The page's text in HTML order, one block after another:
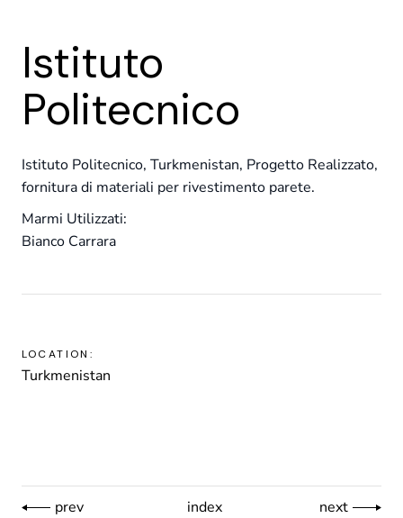
Istituto
Politecnico
Istituto Politecnico, Turkmenistan, Progetto Realizzato,
fornitura di materiali per rivestimento parete.
Marmi Utilizzati:
Bianco Carrara
LOCATION:
Turkmenistan
prev index next